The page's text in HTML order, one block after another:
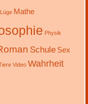
Lüge Mathe
Physik
Schule Sex
Video Wahrheit